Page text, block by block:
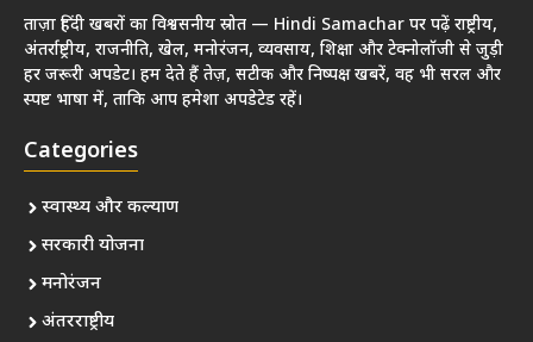
ताज़ा हिंदी खबरों का विश्वसनीय स्रोत — Hindi Samachar पर पढ़ें राष्ट्रीय,
अंतर्राष्ट्रीय, राजनीति, खेल, मनोरंजन, व्यवसाय, शिक्षा और टेक्नोलॉजी से जुड़ी
हर जरूरी अपडेट। हम देते हैं तेज़, सटीक और निष्पक्ष खबरें, वह भी सरल और
स्पष्ट भाषा में, ताकि आप हमेशा अपडेटेड रहें।
Categories
स्वास्थ्य और कल्याण
सरकारी योजना
मनोरंजन
अंतरराष्ट्रीय